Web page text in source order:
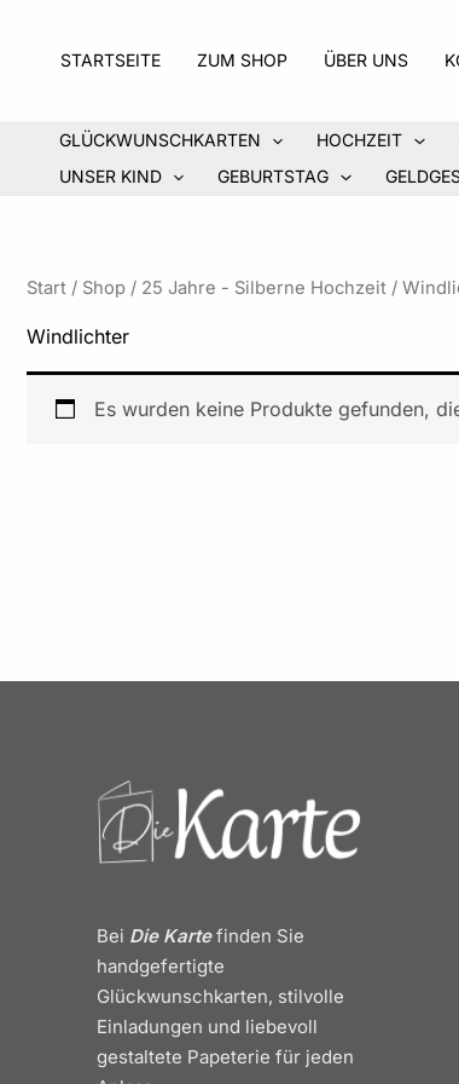
springen
STARTSEITE ZUM SHOP ÜBER UNS
GLÜCKWUNSCHKARTEN HOCHZEIT
UNSER KIND
GEBURTSTAG
Start / Shop / 25 Jahre - Silberne Hochzeit /
Windlichter
Es wurden keine Produkte gefunden,
Bei Die Kartefinden Sie
handgefertigte
Glückwunschkarten, stilvolle
Einladungen und liebevoll
gestaltete Papeterie für jeden